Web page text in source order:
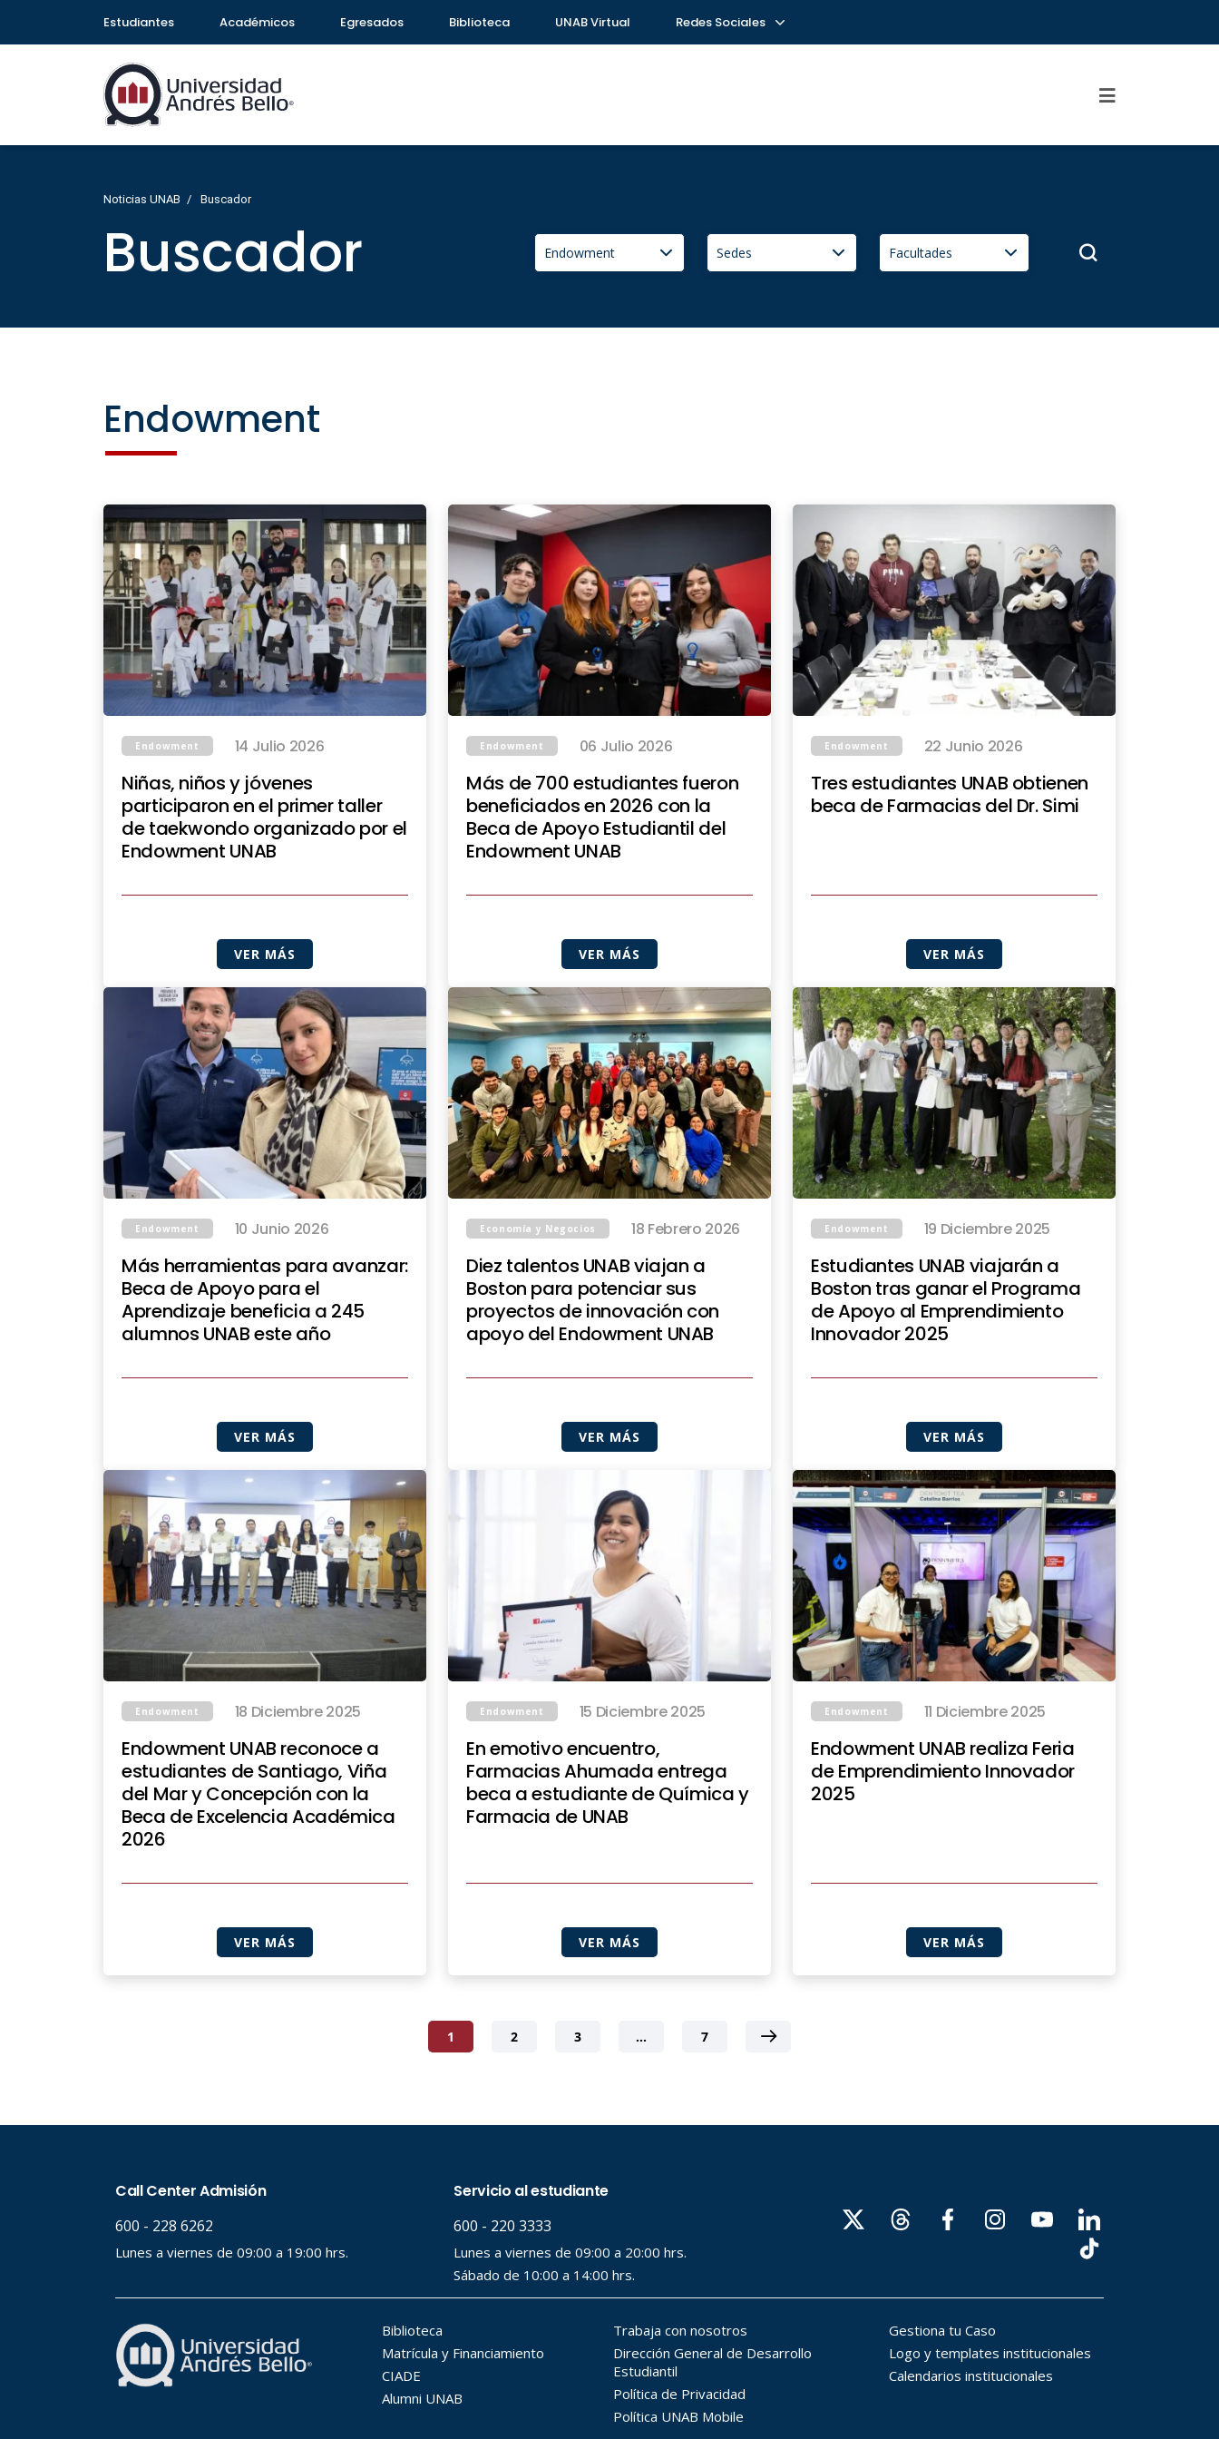
Estudiantes Académicos Egresados Biblioteca UNAB Virtual Redes Sociales
Noticias UNAB Buscador
Buscador
Endowment
Endowment 14 Julio 2026
Niñas, niños y jóvenes
participaron en el primer taller
de taekwondo organizado por el
Endowment UNAB
VER MÁS
Endowment 06 Julio 2026
Más de 700 estudiantes fueron
beneficiados en 2026 con la
Beca de Apoyo Estudiantil del
Endowment UNAB
VER MÁS
Endowment 22 Junio 2026
Tres estudiantes UNAB obtienen
beca de Farmacias del Dr. Simi
VER MÁS
Endowment 10 Junio 2026
Más herramientas para avanzar:
Beca de Apoyo para el
Aprendizaje beneficia a 245
alumnos UNAB este año
VER MÁS
Economía y Negocios 18 Febrero 2026
Diez talentos UNAB viajan a
Boston para potenciar sus
proyectos de innovación con
apoyo del Endowment UNAB
VER MÁS
Endowment 19 Diciembre 2025
Estudiantes UNAB viajarán a
Boston tras ganar el Programa
de Apoyo al Emprendimiento
Innovador 2025
VER MÁS
Endowment 18 Diciembre 2025
Endowment UNAB reconoce a
estudiantes de Santiago, Viña
del Mar y Concepción con la
Beca de Excelencia Académica
2026
VER MÁS
Endowment 15 Diciembre 2025
En emotivo encuentro,
Farmacias Ahumada entrega
beca a estudiante de Química y
Farmacia de UNAB
VER MÁS
Endowment 11 Diciembre 2025
Endowment UNAB realiza Feria
de Emprendimiento Innovador
2025
VER MÁS
1 2 3 … 7